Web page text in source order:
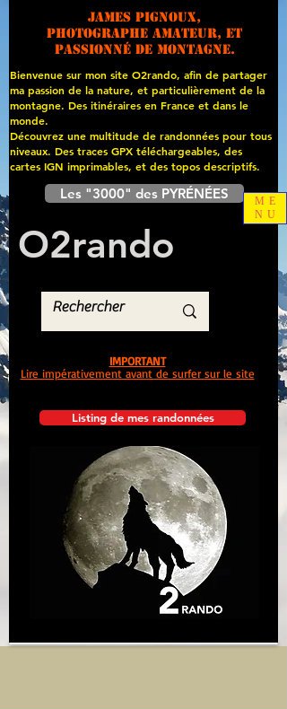
James PIGNOUX,
photographe amateur, et
passionné de montagne.
Bienvenue sur mon site O2rando, afin de partager
ma passion de la nature, et particulièrement de la
montagne. Des itinéraires en France et dans le
monde.
Découvrez une multitude de randonnées pour tous
niveaux. Des traces GPX téléchargeables, des
cartes IGN imprimables, et des topos descriptifs.
Les "3000" des PYRÉNÉES
O2rando
Listing de mes randonnées
IMPORTANT
Lire impérativement avant de surfer sur le site
ME
NU